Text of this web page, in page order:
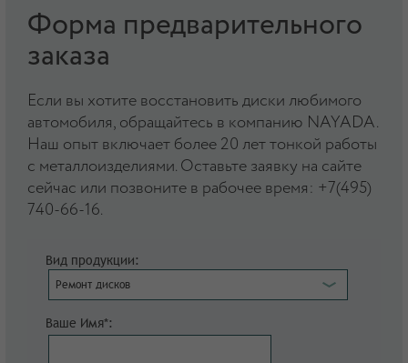
Форма предварительного
заказа
Если вы хотите восстановить диски любимого
автомобиля, обращайтесь в компанию NAYADA.
Наш опыт включает более 20 лет тонкой работы
с металлоизделиями. Оставьте заявку на сайте
сейчас или позвоните в рабочее время: +7(495)
740-66-16.
Вид продукции:
Ремонт дисков
Ваше Имя*: